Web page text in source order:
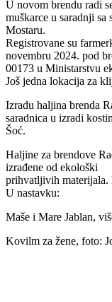
U novom brendu radi
muškarce u saradnji sa
Mostaru.
Registrovane su
novembru 2024. pod
00173 u Ministarstvu
Još jedna lokacija za
Izradu haljina brenda
saradnica u izradi
Šoć.
Haljine za brendove
izrađene od ekološki
prihvatljivih materijala.
U nastavku:
Maše i Mare Jablan,
Kovilm za žene, foto: